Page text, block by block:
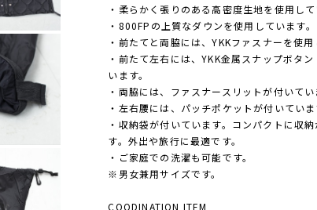
・柔らかく張りのある高密度生地を使用して
・800FPの上質なダウンを使用しています。
・前たてと両脇には、YKKファスナーを使用
・前たて左右には、YKK金属スナップボタ
います。
・両脇には、ファスナースリットが付いてい
・左右腰には、パッチポケットが付いていま
・収納袋が付いています。コンパクトに収
す。外出や旅行に最適です。
・ご家庭での洗濯も可能です。
※男女兼用サイズです。
COODINATION ITEM